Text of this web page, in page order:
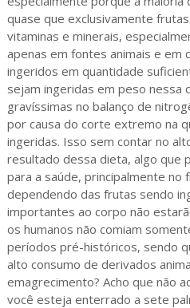
quase que exclusivamente
vitaminas e minerais,
apenas em fontes animais e em
ingeridos em quantidade
sejam ingeridas em peso nessa
gravíssimas no balanço de
por causa do corte extremo na
ingeridas. Isso sem contar no
resultado dessa dieta, algo que
para a saúde, principalmente no
dependendo das frutas sendo
importantes ao corpo não
os humanos não comiam
períodos pré-históricos, sendo
alto consumo de derivados
emagrecimento? Acho que não
você esteja enterrado a sete